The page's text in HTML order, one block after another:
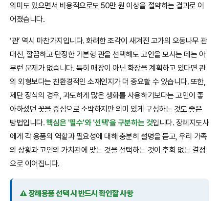
의미도 있으면서 비용적으로도 50만 원 이상을 절약하는 결과로 이
어졌습니다.
‘관’ 역시 마찬가지입니다. 화려한 조각이 새겨진 고가의 오동나무 관
대신, 깔끔하고 단정한 기본형 관을 선택해도 고인을 모시는 데는 아
무런 문제가 없습니다. 특히 매장이 아닌 화장을 계획하고 있다면 관
의 외형보다는 친환경적인 소재인지가 더 중요할 수 있습니다. 또한,
제단 장식의 경우, 과도하게 많은 생화를 사용하기보다는 고인이 좋
아하셨던 꽃을 중심으로 소박하지만 의미 있게 구성하는 것도 좋은
방법입니다. 핵심은 '필수'와 '선택'을 구분하는 것입니다. 장례지도사
에게 각 용품의 역할과 필요성에 대해 충분히 설명을 듣고, 우리 가족
의 상황과 고인의 가치관에 맞는 것을 선택하는 것이 후회 없는 결정
으로 이어집니다.
⚠️ 장례용품 선택 시 반드시 확인할 사항